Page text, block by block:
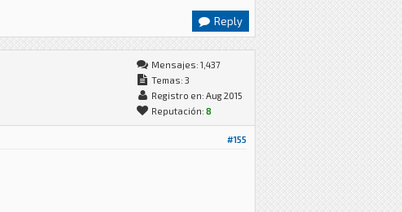
Reply
Mensajes: 1,437
Temas: 3
Registro en: Aug 2015
Reputación: 8
#155